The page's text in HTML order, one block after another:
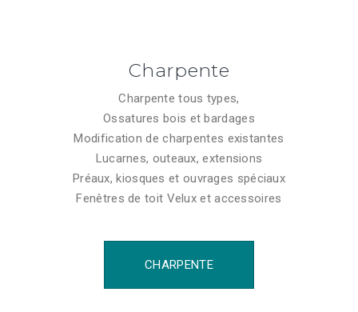
Charpente
Charpente tous types,
Ossatures bois et bardages
Modification de charpentes existantes
Lucarnes, outeaux, extensions
Préaux, kiosques et ouvrages spéciaux
Fenêtres de toit Velux et accessoires
CHARPENTE